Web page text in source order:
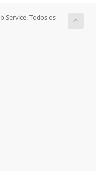
Service. Todos os